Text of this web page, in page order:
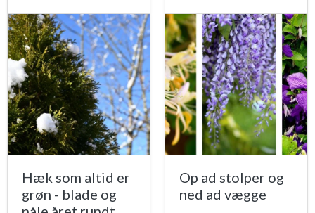
Hæk som altid er
grøn - blade og
Op ad stolper og
ned ad vægge